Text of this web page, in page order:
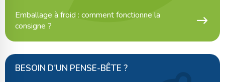
Emballage à froid : comment fonctionne la
consigne ?
BESOIN D'UN PENSE-BÊTE ?